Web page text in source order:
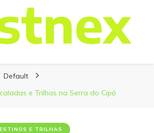
Default
e Trilhas na Serra do Cipó
E TRILHAS